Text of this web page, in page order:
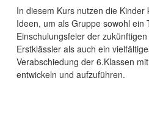
In diesem Kurs nutzen die
Ideen, um als Gruppe sowohl ein
Einschulungsfeier der
Erstklässler als auch ein
Verabschiedung der 6.Klassen
entwickeln und aufzuführen.